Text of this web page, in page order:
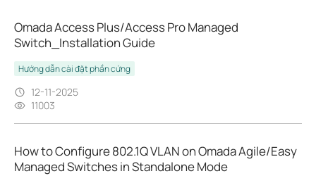
Omada Access Plus/Access Pro Managed
Switch_Installation Guide
Hướng dẫn cài đặt phần cứng
12-11-2025
11003
How to Configure 802.1Q VLAN on Omada Agile/Easy
Managed Switches in Standalone Mode